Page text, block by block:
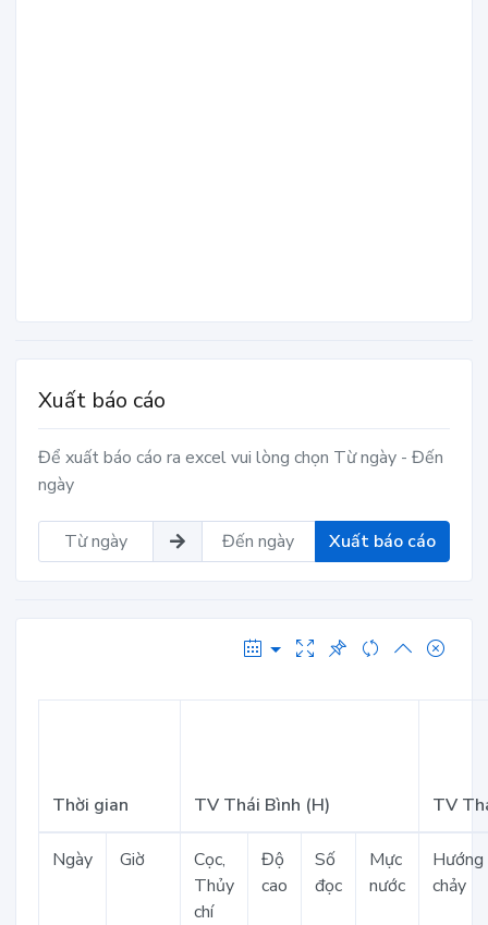
Xuất báo cáo
Để xuất báo cáo ra excel vui lòng chọn Từ ngày - Đến
ngày
Xuất báo cáo
Thời gian TV Thái Bình (H) TV
Ngày Giờ
Cọc,
Thủy
chí
Độ
cao
Số
đọc
Mực
nước
Hướng
chảy